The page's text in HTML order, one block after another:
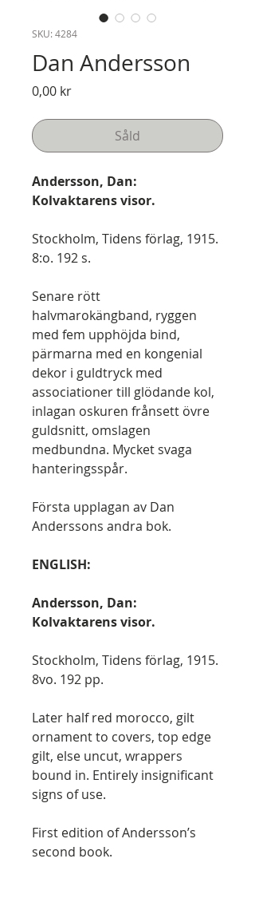
SKU: 4284
Dan Andersson
0,00 krPris
Såld
Andersson, Dan:
Kolvaktarens visor.
Stockholm, Tidens förlag, 1915.
8:o. 192 s.
Senare rött
halvmarokängband, ryggen
med fem upphöjda bind,
pärmarna med en kongenial
dekor i guldtryck med
associationer till glödande kol,
inlagan oskuren frånsett övre
guldsnitt, omslagen
medbundna. Mycket svaga
hanteringsspår.
Första upplagan av Dan
Anderssons andra bok.
ENGLISH:
Andersson, Dan:
Kolvaktarens visor.
Stockholm, Tidens förlag, 1915.
8vo. 192 pp.
Later half red morocco, gilt
ornament to covers, top edge
gilt, else uncut, wrappers
bound in. Entirely insignificant
signs of use.
First edition of Andersson’s
second book.